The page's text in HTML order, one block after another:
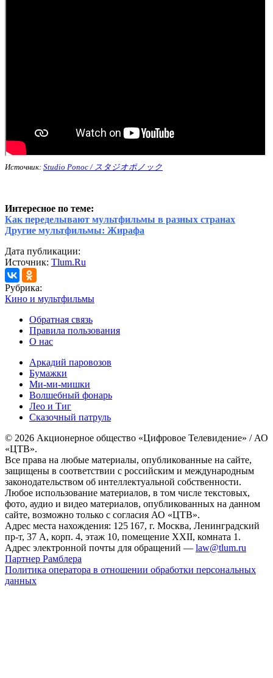
Источник: Studio Ponoc / スタジオポノック
Интересное по теме:
Как переделывают мультфильмы в разных странах
Другие мультфильмы: Жирафа
Дата публикации:
Источник: Tlum.Ru
Рубрика:
Кино и мультфильмы
Обратная связь
Правила пользования
О нас
Аркадий паровозов
Бумажки
Ми-ми-мишки
Волшебный фонарь
Лео и Тиг
Сказочный патруль
© 2026 Акционерное общество «Цифровое Телевидение» / АО
«ЦТВ».
Все права на любые материалы, опубликованные на сайте,
защищены в соответствии с российским и международным
законодательством об интеллектуальной собственности.
Любое использование материалов, в том числе текстовых,
фото, аудио и видео материалов, опубликованных на данном
сайте, возможно только с согласия АО «ЦТВ».
Адрес места нахождения: 125 167, г. Москва, Ленинградский
пр-т, 37 А, корп. 4, этаж 10, помещение XXII, комната 1.
Адрес электронной почты для обращений — law@tlum.ru
Партнер Рамблера
Политика оператора в отношении обработки персональных
данных